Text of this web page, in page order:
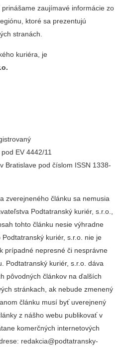
zaujímavé informácie zo
ktoré sa prezentujú
stranách.
kuriéra, je
EV 4442/11
Bratislave pod číslom ISSN 1338-
zverejneného článku sa nemusia
Podtatranský kuriér, s.r.o.,
tohto článku nesie výhradne
kuriér, s.r.o. nie je
prípadné nepresné či nesprávne
Podtatranský kuriér, s.r.o. dáva
pôvodných článkov na ďalších
stránkach, ak nebude zmenený
článku musí byť uverejnený
z nášho webu publikovať v
komerčných internetových
redakcia@podtatransky-